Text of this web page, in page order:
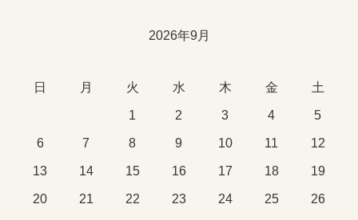
2026年9月
日 月 火 水 木 金 土
1 2 3 4 5
6 7 8 9 10 11 12
13 14 15 16 17 18 19
20 21 22 23 24 25 26